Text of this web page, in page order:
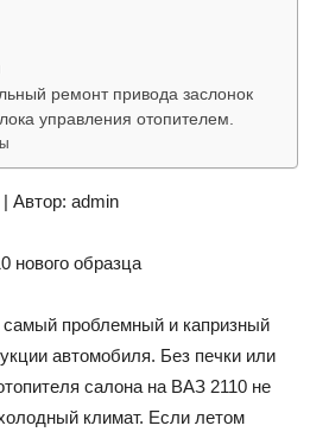
ремонт привода заслонок
управления отопителем.
Автор: admin
самый проблемный и капризный
автомобиля. Без печки или
салона на ВАЗ 2110 не
климат. Если летом